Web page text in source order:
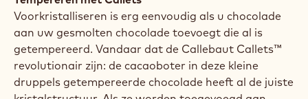
niet glanzen. Als u een kleine inspanning levert om
uw chocolade op een correcte manier op de juiste
werktemperatuur te brengen, dan krijgt u
gegarandeerd het gewenste eindresultaat. En dat is
wat we bedoelen met temperen: chocolade naar de
juiste werktemperatuur brengen terwijl u ervoor